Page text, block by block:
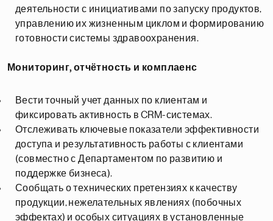
деятельности с инициативами по запуску продуктов,
управлению их жизненным циклом и формированию
готовности системы здравоохранения.
Мониторинг, отчётность и комплаенс
Вести точный учет данных по клиентам и
фиксировать активность в CRM-системах.
Отслеживать ключевые показатели эффективности
доступа и результативность работы с клиентами
(совместно с Департаментом по развитию и
поддержке бизнеса).
Сообщать о технических претензиях к качеству
продукции, нежелательных явлениях (побочных
эффектах) и особых ситуациях в установленные